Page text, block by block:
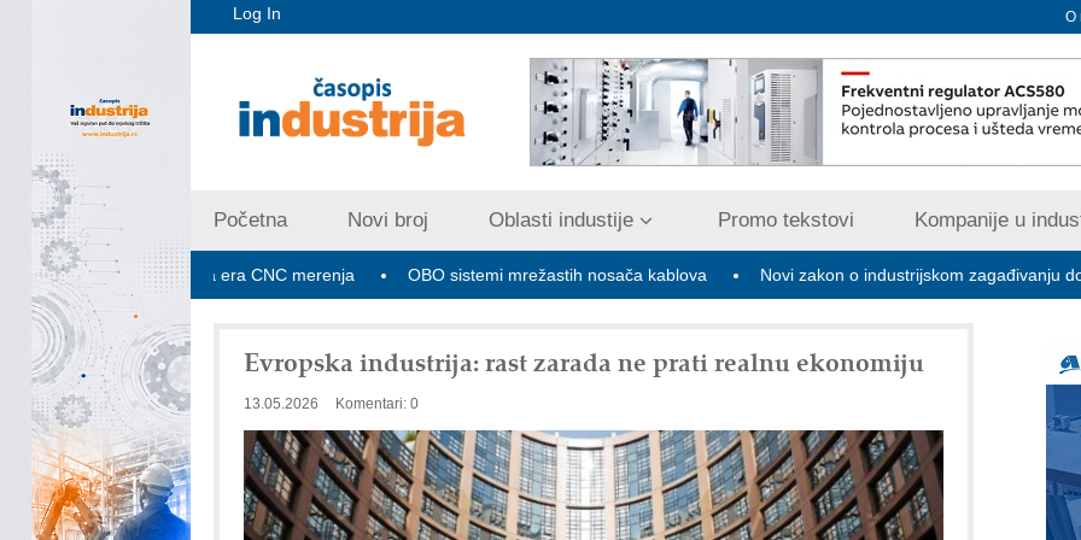
Log In O
Početna Novi broj Oblasti industije Promo tekstovi Kompanije u
V PLUS: Nova era CNC merenja OBO sistemi mrežastih nosača kablova Novi zakon o industrijskom zagađivanju donosi
Evropska industrija: rast zarada ne prati realnu ekonomiju
13.05.2026 Komentari: 0